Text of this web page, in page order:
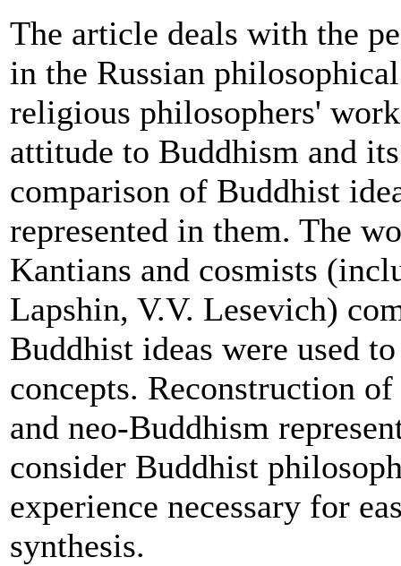
The article deals with the
in the Russian
religious philosophers'
attitude to Buddhism and
comparison of Buddhist
represented in them. The
Kantians and cosmists
Lapshin, V.V. Lesevich)
Buddhist ideas were used
concepts. Reconstruction
and neo-Buddhism
consider Buddhist
experience necessary for
synthesis.